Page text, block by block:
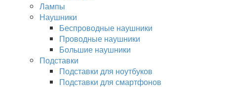
Лампы
Наушники
Беспроводные наушники
Проводные наушники
Большие наушники
Подставки
Подставки для ноутбуков
Подставки для смартфонов